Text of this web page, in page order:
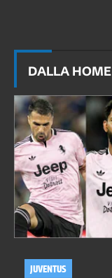
DALLA HOME
JUVENTUS